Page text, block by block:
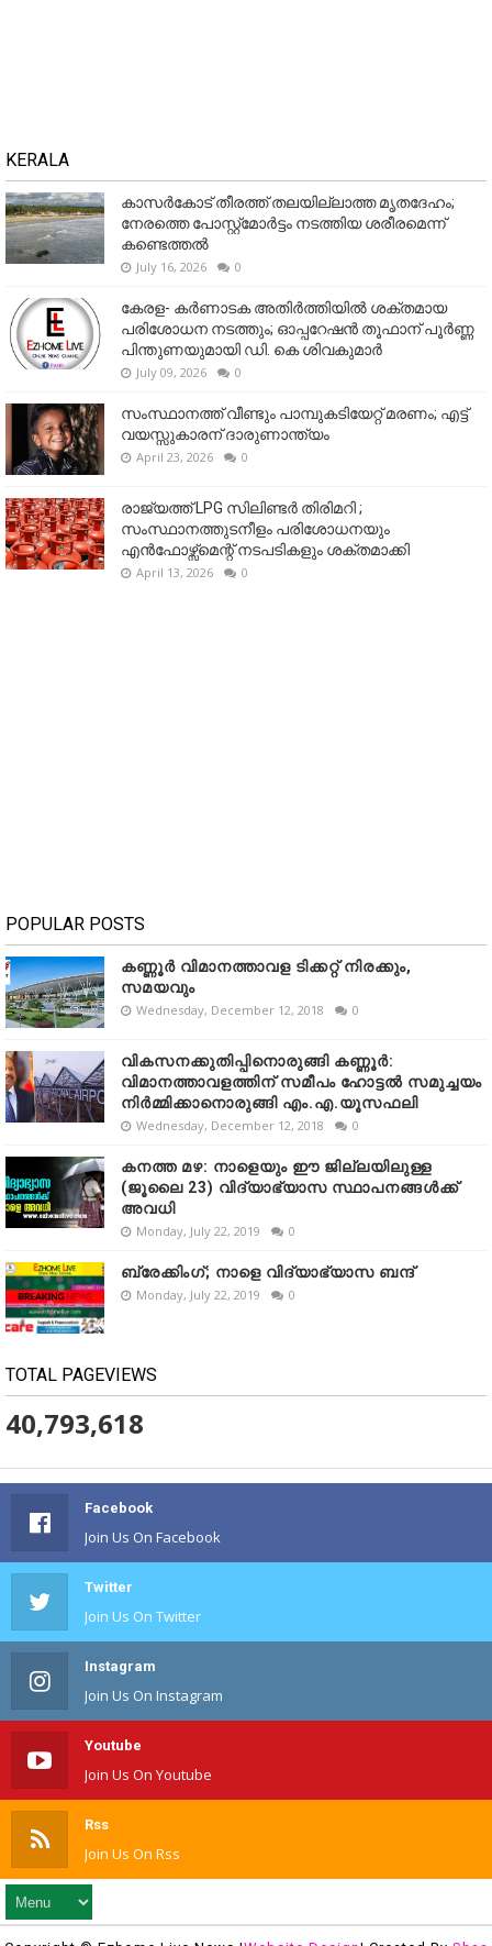
KERALA
കാസർകോട് തീരത്ത് തലയില്ലാത്ത മൃതദേഹം;
നേരത്തെ പോസ്റ്റ്‌മോർട്ടം നടത്തിയ ശരീരമെന്ന്
കണ്ടെത്തൽ
July 16, 2026 0
കേരള- കർണാടക അതിർത്തിയിൽ ശക്തമായ
പരിശോധന നടത്തും; ഓപ്പറേഷൻ തൂഫാന് പൂർണ്ണ
പിന്തുണയുമായി ഡി. കെ ശിവകുമാർ
July 09, 2026 0
സംസ്ഥാനത്ത് വീണ്ടും പാമ്പുകടിയേറ്റ് മരണം; എട്ട്
വയസ്സുകാരന് ദാരുണാന്ത്യം
April 23, 2026 0
രാജ്യത്ത് LPG സിലിണ്ടർ തിരിമറി ;
സംസ്ഥാനത്തുടനീളം പരിശോധനയും
എൻഫോഴ്സ്മെന്റ് നടപടികളും ശക്തമാക്കി
April 13, 2026 0
POPULAR POSTS
കണ്ണൂർ വിമാനത്താവള ടിക്കറ്റ് നിരക്കും,
സമയവും
Wednesday, December 12, 2018 0
വികസനക്കുതിപ്പിനൊരുങ്ങി കണ്ണൂർ:
വിമാനത്താവളത്തിന് സമീപം ഹോട്ടൽ സമുച്ചയം
നിർമ്മിക്കാനൊരുങ്ങി എം.എ.യൂസഫലി
Wednesday, December 12, 2018 0
കനത്ത മഴ: നാളെയും ഈ ജില്ലയിലുള്ള
(ജൂലൈ 23) വിദ്യാഭ്യാസ സ്ഥാപനങ്ങൾക്ക്
അവധി
Monday, July 22, 2019 0
ബ്രേക്കിംഗ്; നാളെ വിദ്യാഭ്യാസ ബന്ദ്
Monday, July 22, 2019 0
TOTAL PAGEVIEWS
40,793,618
Facebook
Join Us On Facebook
Twitter
Join Us On Twitter
Instagram
Join Us On Instagram
Youtube
Join Us On Youtube
Rss
Join Us On Rss